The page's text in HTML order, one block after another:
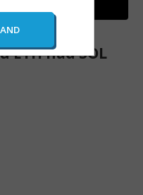
Zašto
nad SOL